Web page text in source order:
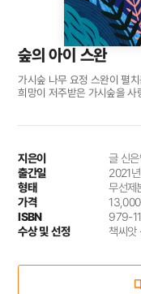
숲의 아이 스완
가시숲 나무 요정 스완이 펼
희망이 저주받은 가시숲을
지은이 글 신
출간일 2021
형태 무선
가격
ISBN 979-
수상 및 선정 책씨앗